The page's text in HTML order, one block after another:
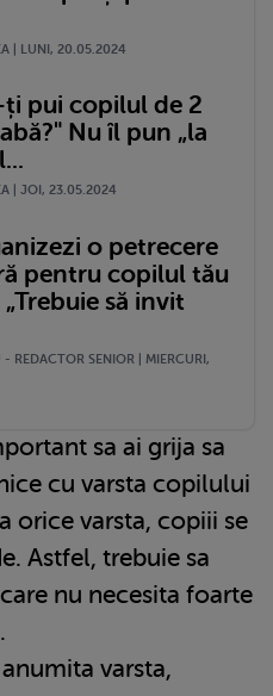
| LUNI, 20.05.2024
ți pui copilul de 2
Nu îl pun „la
| JOI, 23.05.2024
o petrecere
pentru copilul tău
să invit
REDACTOR SENIOR | MIERCURI,
sa ai grija sa
cu varsta copilului
orice varsta, copiii se
Astfel, trebuie sa
nu necesita foarte
varsta,